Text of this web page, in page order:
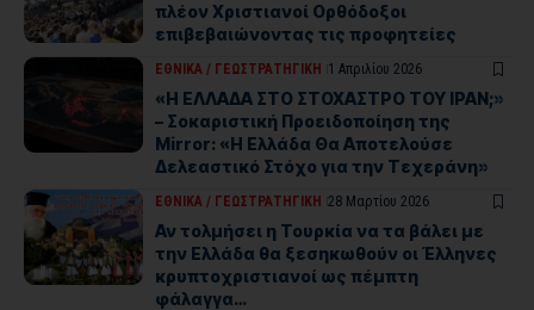
πλέον Χριστιανοί Ορθόδοξοι
επιβεβαιώνοντας τις προφητείες
ΕΘΝΙΚΑ / ΓΕΩΣΤΡΑΤHΓΙΚΗ 1 Απριλίου 2026
«Η ΕΛΛΑΔΑ ΣΤΟ ΣΤΟΧΑΣΤΡΟ ΤΟΥ ΙΡΑΝ;»
– Σοκαριστική Προειδοποίηση της
Mirror: «Η Ελλάδα Θα Αποτελούσε
Δελεαστικό Στόχο για την Τεχεράνη»
ΕΘΝΙΚΑ / ΓΕΩΣΤΡΑΤHΓΙΚΗ 28 Μαρτίου 2026
Αν τολμήσει η Τουρκία να τα βάλει με
την Ελλάδα θα ξεσηκωθούν οι Έλληνες
κρυπτοχριστιανοί ως πέμπτη
φάλαγγα…